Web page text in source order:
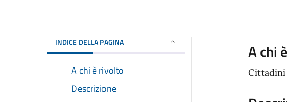
INDICE DELLA PAGINA
A chi è rivolto
Descrizione
A chi
Cittadini